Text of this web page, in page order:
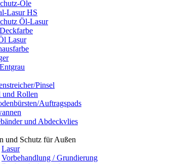
Öle
Lasur HS
Öl-Lasur
Lasur
Pinsel
und Rollen
Auftragspads
und Abdeckvlies
und Schutz für Außen
Lasur
Vorbehandlung / Grundierung